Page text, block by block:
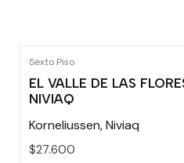
Sexto Piso
EL VALLE DE LAS
NIVIAQ
Korneliussen, Niviaq
$27.600